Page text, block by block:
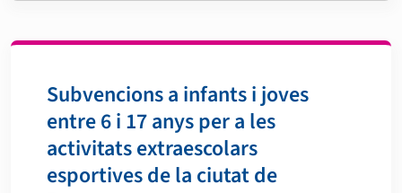
Subvencions a infants i joves
entre 6 i 17 anys per a les
activitats extraescolars
esportives de la ciutat de